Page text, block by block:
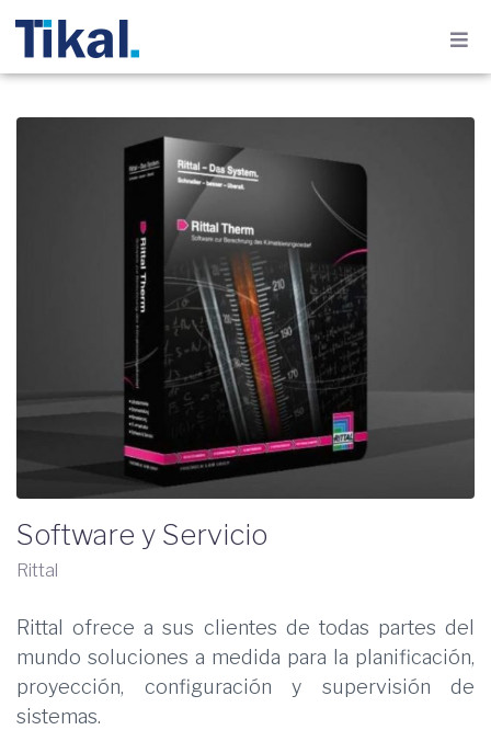
Software y Servicio
Rittal
Rittal ofrece a sus clientes de todas partes del
mundo soluciones a medida para la planificación,
proyección, configuración y supervisión de
sistemas.